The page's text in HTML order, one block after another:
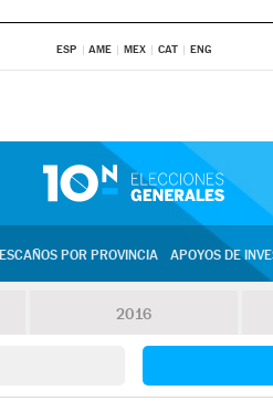
ESP AME MEX CAT ENG
ESCAÑOS POR PROVINCIA APOYOS DE
2016